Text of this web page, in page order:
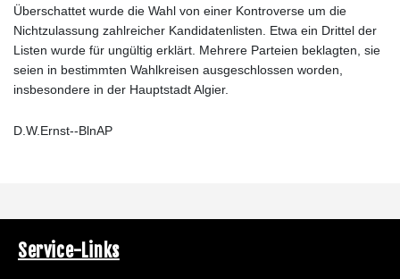
Überschattet wurde die Wahl von einer Kontroverse um die
Nichtzulassung zahlreicher Kandidatenlisten. Etwa ein Drittel der
Listen wurde für ungültig erklärt. Mehrere Parteien beklagten, sie
seien in bestimmten Wahlkreisen ausgeschlossen worden,
insbesondere in der Hauptstadt Algier.
D.W.Ernst--BlnAP
Service-Links